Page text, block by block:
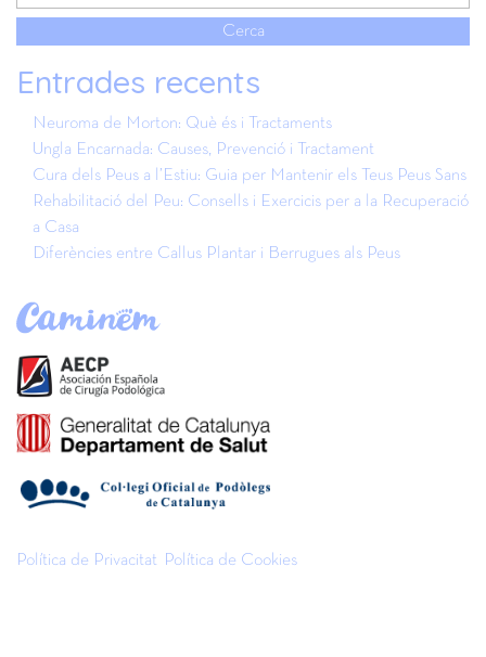
Entrades recents
Neuroma de Morton: Què és i Tractaments
Ungla Encarnada: Causes, Prevenció i Tractament
Cura dels Peus a l’Estiu: Guia per Mantenir els Teus Peus Sans
Rehabilitació del Peu: Consells i Exercicis per a la Recuperació
a Casa
Diferències entre Callus Plantar i Berrugues als Peus
Política de Privacitat Política de Cookies